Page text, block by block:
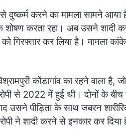
दुष्कर्म करने का मामला सामने आया
शोषण करता रहा। अब उसने शादी
गिरफ्तार कर लिया है। मामला
कोंडागांव का रहने वाला है,
से 2022 में हुई थी। दोनों के
उसने पीड़िता के साथ जबरन
ने शादी करने से इनकार कर दिया